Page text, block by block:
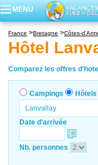
MENU
France Bretagne Côtes-
Hôtel
Comparez les offres
Campings Hôtels
Date d'arrivée
Nb. personnes